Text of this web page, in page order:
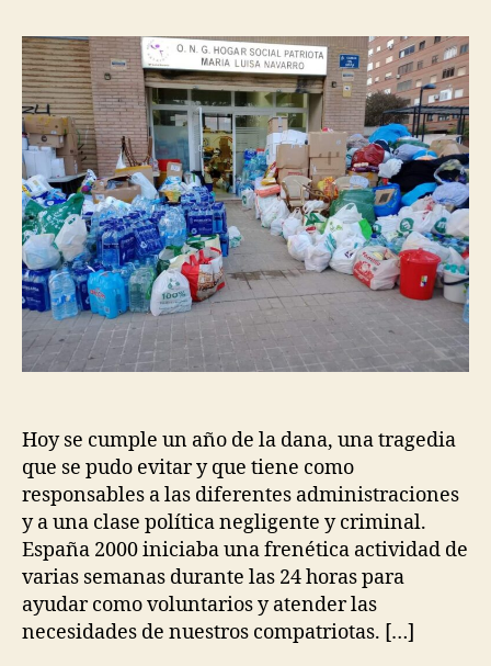
Hoy se cumple un año de la dana, una tragedia
que se pudo evitar y que tiene como
responsables a las diferentes administraciones
y a una clase política negligente y criminal.
España 2000 iniciaba una frenética actividad de
varias semanas durante las 24 horas para
ayudar como voluntarios y atender las
necesidades de nuestros compatriotas. […]